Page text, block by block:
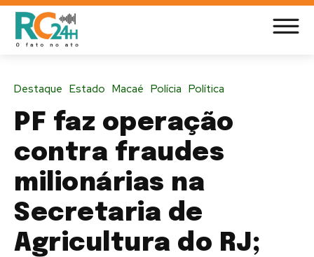
Destaque Estado Macaé Polícia Política
PF faz operação
contra fraudes
milionárias na
Secretaria de
Agricultura do RJ;